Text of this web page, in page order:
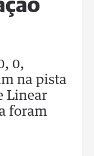
0,
na pista
Linear
foram